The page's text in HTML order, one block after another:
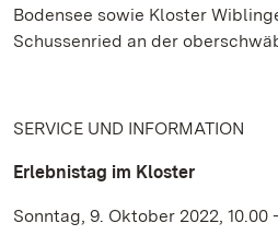
Bodensee sowie Kloster
Schussenried an der
SERVICE UND INFORMATION
Erlebnistag im Kloster
Sonntag, 9. Oktober 2022, 10.00